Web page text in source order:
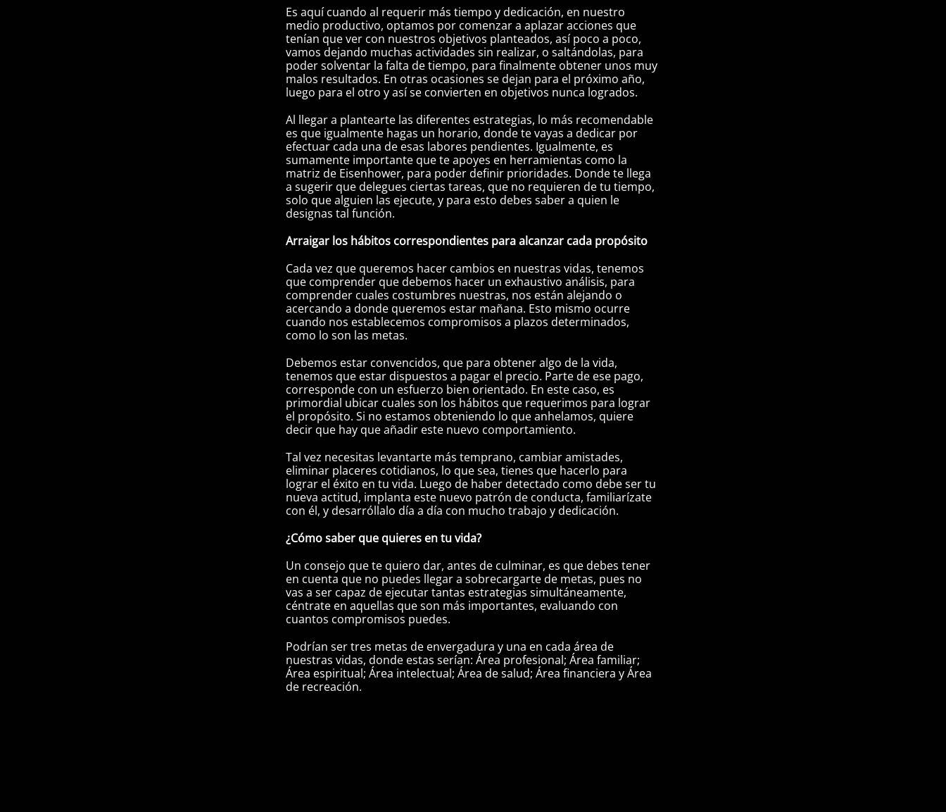
Es aquí cuando al requerir más tiempo y dedicación, en nuestro
medio productivo, optamos por comenzar a aplazar acciones que
tenían que ver con nuestros objetivos planteados, así poco a poco,
vamos dejando muchas actividades sin realizar, o saltándolas, para
poder solventar la falta de tiempo, para finalmente obtener unos muy
malos resultados. En otras ocasiones se dejan para el próximo año,
luego para el otro y así se convierten en objetivos nunca logrados.
Al llegar a plantearte las diferentes estrategias, lo más recomendable
es que igualmente hagas un horario, donde te vayas a dedicar por
efectuar cada una de esas labores pendientes. Igualmente, es
sumamente importante que te apoyes en herramientas como la
matriz de Eisenhower, para poder definir prioridades. Donde te llega
a sugerir que delegues ciertas tareas, que no requieren de tu tiempo,
solo que alguien las ejecute, y para esto debes saber a quien le
designas tal función.
Arraigar los hábitos correspondientes para alcanzar cada propósito
Cada vez que queremos hacer cambios en nuestras vidas, tenemos
que comprender que debemos hacer un exhaustivo análisis, para
comprender cuales costumbres nuestras, nos están alejando o
acercando a donde queremos estar mañana. Esto mismo ocurre
cuando nos establecemos compromisos a plazos determinados,
como lo son las metas.
Debemos estar convencidos, que para obtener algo de la vida,
tenemos que estar dispuestos a pagar el precio. Parte de ese pago,
corresponde con un esfuerzo bien orientado. En este caso, es
primordial ubicar cuales son los hábitos que requerimos para lograr
el propósito. Si no estamos obteniendo lo que anhelamos, quiere
decir que hay que añadir este nuevo comportamiento.
Tal vez necesitas levantarte más temprano, cambiar amistades,
eliminar placeres cotidianos, lo que sea, tienes que hacerlo para
lograr el éxito en tu vida. Luego de haber detectado como debe ser tu
nueva actitud, implanta este nuevo patrón de conducta, familiarízate
con él, y desarróllalo día a día con mucho trabajo y dedicación.
¿Cómo saber que quieres en tu vida?
Un consejo que te quiero dar, antes de culminar, es que debes tener
en cuenta que no puedes llegar a sobrecargarte de metas, pues no
vas a ser capaz de ejecutar tantas estrategias simultáneamente,
céntrate en aquellas que son más importantes, evaluando con
cuantos compromisos puedes.
Podrían ser tres metas de envergadura y una en cada área de
nuestras vidas, donde estas serían: Área profesional; Área familiar;
Área espiritual; Área intelectual; Área de salud; Área financiera y Área
de recreación.